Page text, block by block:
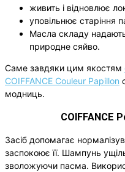
живить і відновлює
уповільнює старіння
Масла складу надають
природне сяйво.
Саме завдяки цим якостям
COIFFANCE Couleur Papillon
модниць.
COIFFANCE
Засіб допомагає
заспокоює її. Шампунь
зволожуючи пасма.